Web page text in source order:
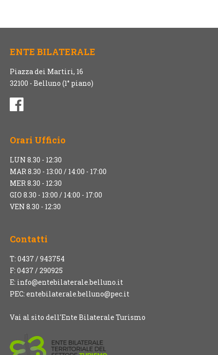
ENTE BILATERALE
Piazza dei Martiri, 16
32100 - Belluno (1° piano)
Orari Ufficio
LUN 8.30 - 12:30
MAR 8.30 - 13:00 / 14:00 - 17:00
MER 8.30 - 12:30
GIO 8.30 - 13:00 / 14:00 - 17:00
VEN 8.30 - 12:30
Contatti
T: 0437 / 943754
F: 0437 / 290925
E: info@entebilaterale.belluno.it
PEC: entebilaterale.belluno@pec.it
Vai al sito dell'Ente Bilaterale Turismo